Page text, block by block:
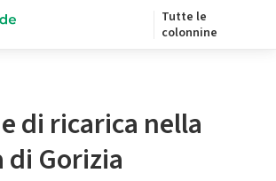
Tutte le
colonnine
di ricarica nella
Gorizia